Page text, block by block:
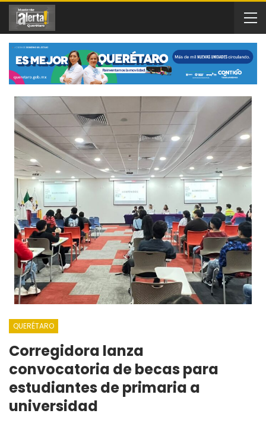
QUERÉTARO
Corregidora lanza
convocatoria de becas para
estudiantes de primaria a
universidad